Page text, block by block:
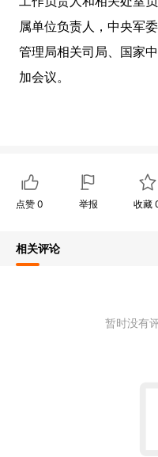
属单位负责人，中央军
管理局相关司局、国家
加会议。
点赞 0 举报 收藏
相关评论
暂时没有